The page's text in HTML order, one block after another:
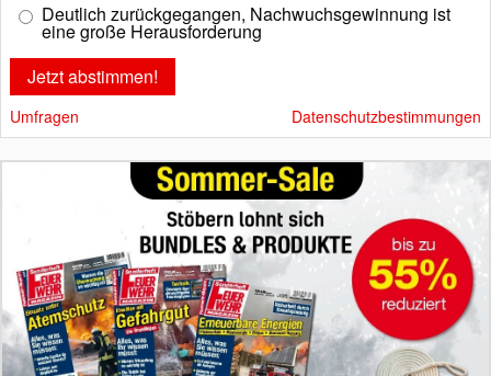
Deutlich zurückgegangen, Nachwuchsgewinnung ist
eine große Herausforderung
Umfragen Datenschutzbestimmungen